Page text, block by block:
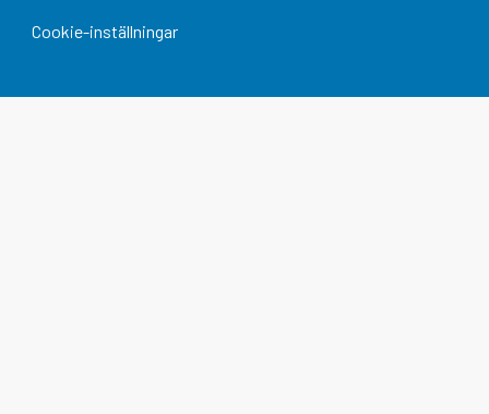
Cookie-inställningar